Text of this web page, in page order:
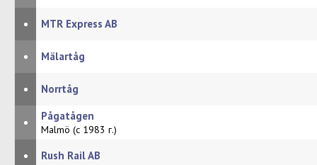
• MTR Express AB
• Mälartåg
• Norrtåg
• Pågatågen
Malmö (с 1983 г.)
• Rush Rail AB